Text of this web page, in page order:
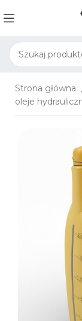
Strona główna
oleje